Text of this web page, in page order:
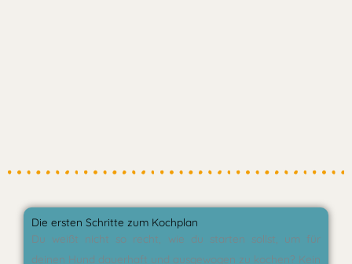
Die ersten Schritte zum Kochplan
Du weißt nicht so recht, wie du starten sollst, um für
deinen Hund dauerhaft und ausgewogen zu kochen? Kein